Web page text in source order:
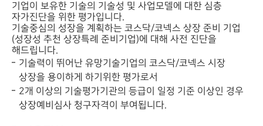
기업이 보유한 기술의 기술성 및 사업모델에 대한 심층
자가진단을 위한 평가입니다.
기술중심의 성장을 계획하는 코스닥/코넥스 상장 준비 기업
(성장성 추천 상장특례 준비기업)에 대해 사전 진단을
해드립니다.
기술력이 뛰어난 유망기술기업의 코스닥/코넥스 시장
상장을 용이하게 하기위한 평가로서
2개 이상의 기술평가기관의 등급이 일정 기준 이상인 경우
상장예비심사 청구자격이 부여됩니다.